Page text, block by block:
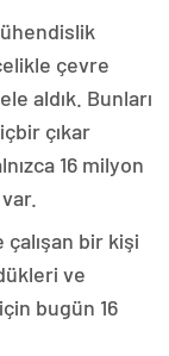
çevre
aldık. Bunları
çıkar
16 milyon
bir kişi
ve
bugün 16